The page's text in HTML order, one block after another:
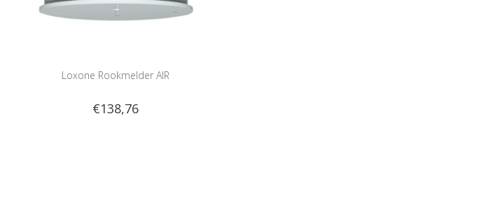
Loxone Rookmelder AIR
€138,76